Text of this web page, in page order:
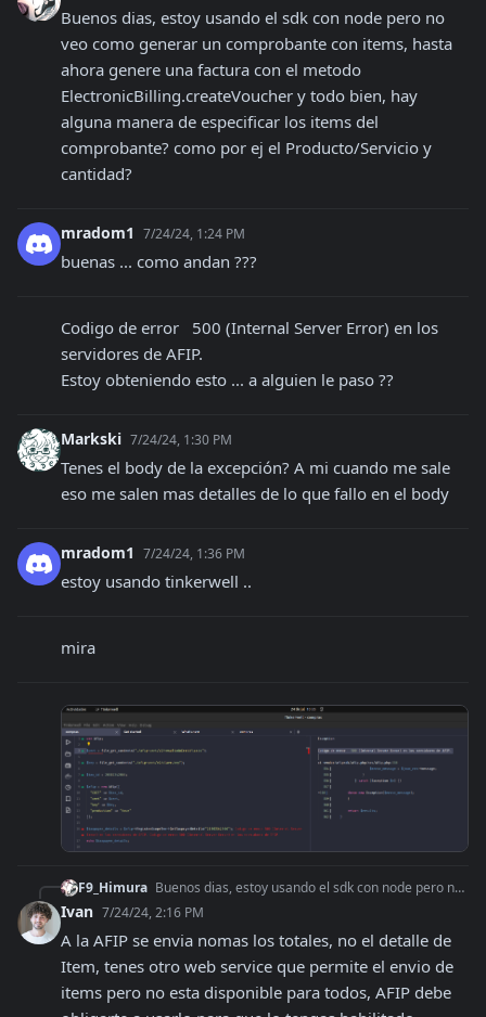
Buenos dias, estoy usando el sdk con node pero no
veo como generar un comprobante con items, hasta
ahora genere una factura con el metodo
ElectronicBilling.createVoucher y todo bien, hay
alguna manera de especificar los items del
comprobante? como por ej el Producto/Servicio y
cantidad?
mradom1 7/24/24, 1:24 PM
buenas ... como andan ???
Codigo de error   500 (Internal Server Error) en los
servidores de AFIP.
Estoy obteniendo esto ... a alguien le paso ??
Markski 7/24/24, 1:30 PM
Tenes el body de la excepción? A mi cuando me sale
eso me salen mas detalles de lo que fallo en el body
mradom1 7/24/24, 1:36 PM
estoy usando tinkerwell ..
mira
F9_Himura Buenos dias, estoy usando el sdk con node pero no veo como generar un comprobante con items, hasta ahora genere una factura con el metodo ElectronicBilling.crea
Ivan 7/24/24, 2:16 PM
A la AFIP se envia nomas los totales, no el detalle de
Item, tenes otro web service que permite el envio de
items pero no esta disponible para todos, AFIP debe